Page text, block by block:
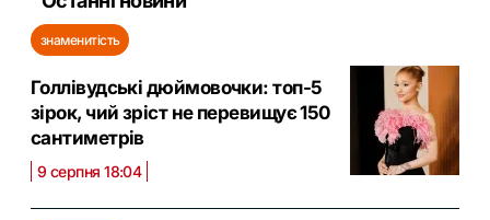
знаменитість
Голлівудські дюймовочки: топ-5
зірок, чий зріст не перевищує 150
сантиметрів
9 серпня 18:04